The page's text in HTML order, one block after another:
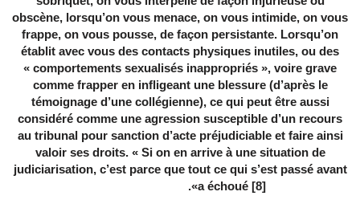
obscène, lorsqu’on vous menace, on vous intimide, on vous
frappe, on vous pousse, de façon persistante. Lorsqu’on
établit avec vous des contacts physiques inutiles, ou des
« comportements sexualisés inappropriés », voire grave
comme frapper en infligeant une blessure (d’après le
témoignage d’une collégienne), ce qui peut être aussi
considéré comme une agression susceptible d’un recours
au tribunal pour sanction d’acte préjudiciable et faire ainsi
valoir ses droits. « Si on en arrive à une situation de
judiciarisation, c’est parce que tout ce qui s’est passé avant
a échoué [8]
».